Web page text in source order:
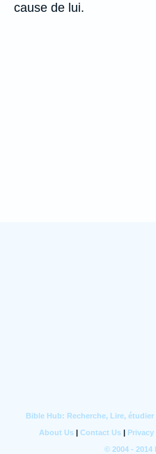
cause de lui.